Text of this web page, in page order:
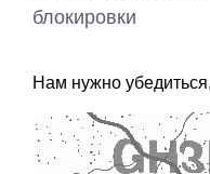
блокировки
Нам нужно